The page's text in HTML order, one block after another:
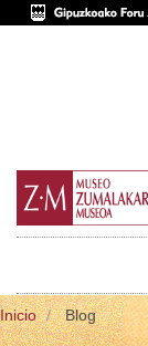
Inicio Blog